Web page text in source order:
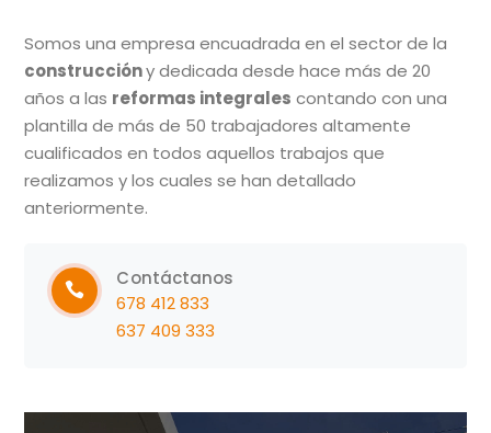
Somos una empresa encuadrada en el sector de la
construccióny dedicada desde hace más de 20
años a las reformas integrales contando con una
plantilla de más de 50 trabajadoresaltamente
cualificados en todos aquellos trabajos que
realizamosy los cuales se han detallado
anteriormente.
Contáctanos
678 412 833
637 409 333